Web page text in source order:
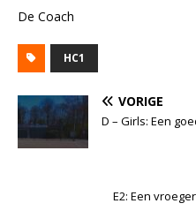
De Coach
HC1
VORIGE
D – Girls: Een
E2: Een